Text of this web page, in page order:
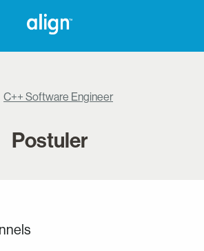
C++ Software Engineer
Postuler